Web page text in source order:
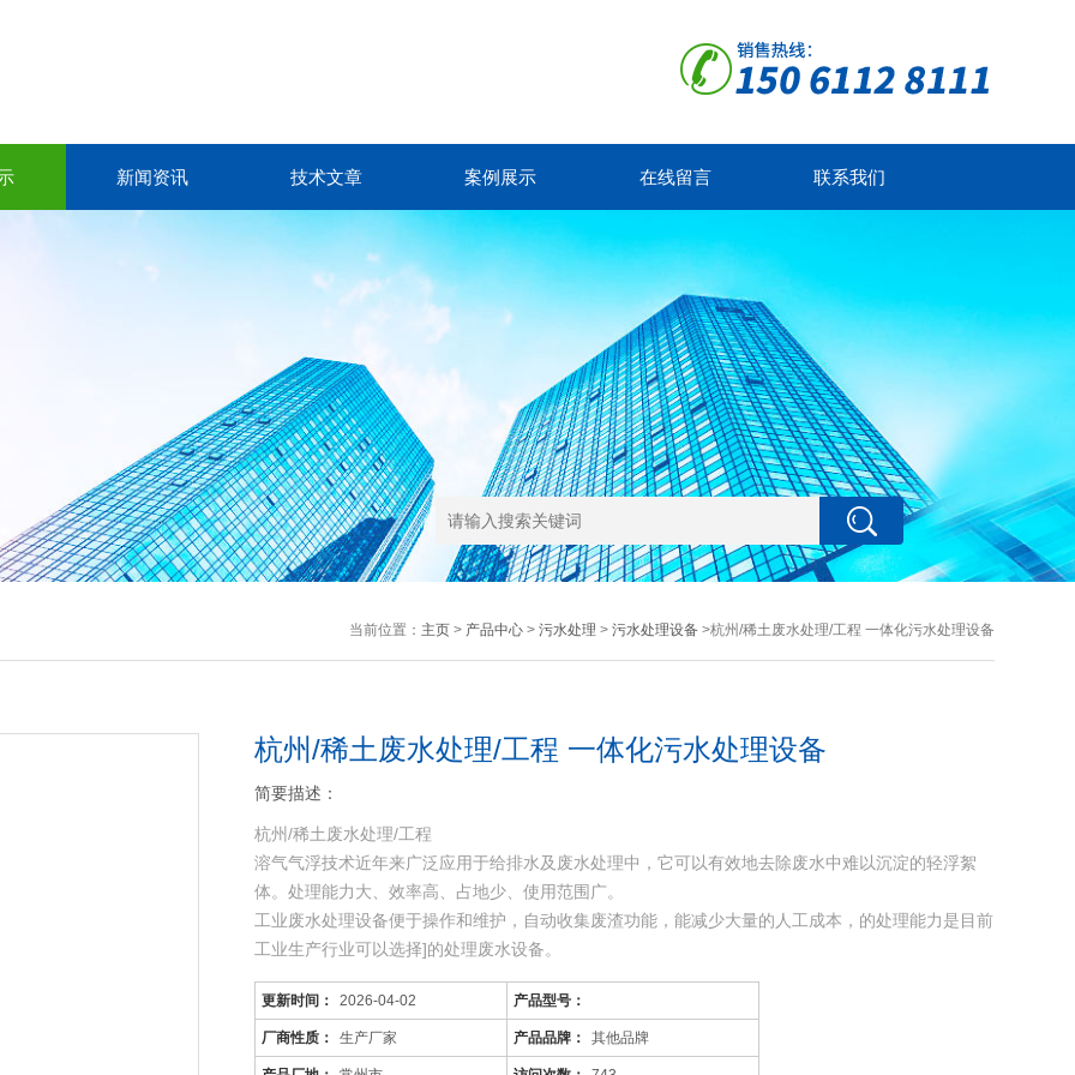
新闻资讯 技术文章 案例展示 在线留言 联系我们
当前位置： 主页> 产品中心> 污水处理 > 污水处理设备>杭州/稀土废水处理/工程 一体化污水处理设备
杭州/稀土废水处理/工程 一体化污水处理设备
简要描述：
杭州/稀土废水处理/工程
溶气气浮技术近年来广泛应用于给排水及废水处理中，它可以有效地去除废水中难以沉淀的轻浮絮
体。处理能力大、效率高、占地少、使用范围广。
工业废水处理设备便于操作和维护，自动收集废渣功能，能减少大量的人工成本，的处理能力是目前
工业生产行业可以选择]的处理废水设备。
二、地埋式生活污水处理装置的优良特征：
1、能够处理生活系统综合性废水及其相类似的有机污水；
2、采用钢制防腐或玻
更新时间： 2026-04-02 产品型号：
厂商性质： 生产厂家 产品品牌： 其他品牌